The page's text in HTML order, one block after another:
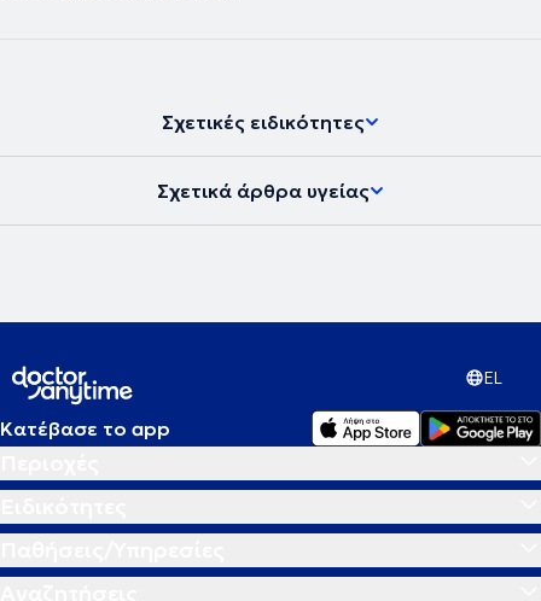
Σχετικές ειδικότητες
Σχετικά άρθρα υγείας
EL
Κατέβασε το app